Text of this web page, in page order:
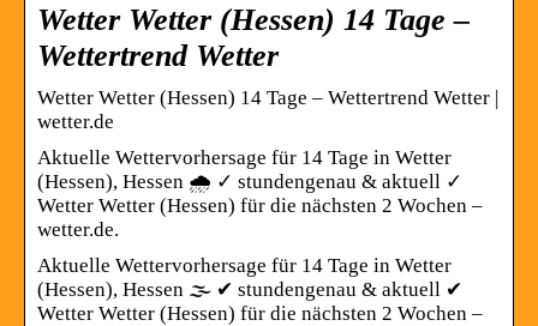
Wetter Wetter (Hessen) 14 Tage –
Wettertrend Wetter
Wetter Wetter (Hessen) 14 Tage – Wettertrend Wetter |
wetter.de
Aktuelle Wettervorhersage für 14 Tage in Wetter
(Hessen), Hessen 🌧️ ✓ stundengenau & aktuell ✓
Wetter Wetter (Hessen) für die nächsten 2 Wochen –
wetter.de.
Aktuelle Wettervorhersage für 14 Tage in Wetter
(Hessen), Hessen 🌫️ ✔ stundengenau & aktuell ✔
Wetter Wetter (Hessen) für die nächsten 2 Wochen –